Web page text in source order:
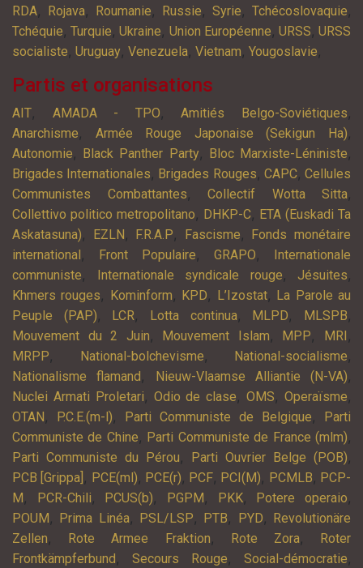
RDA, Rojava, Roumanie, Russie, Syrie, Tchécoslovaquie,
Tchéquie,Turquie,Ukraine, Union Européenne, URSS,URSS
socialiste, Uruguay, Venezuela, Vietnam, Yougoslavie,
Partis et organisations
AIT, AMADA - TPO,Amitiés Belgo-Soviétiques,
Anarchisme, Armée Rouge Japonaise (Sekigun Ha),
Autonomie, Black Panther Party, Bloc Marxiste-Léniniste,
Brigades Internationales, Brigades Rouges, CAPC,Cellules
Communistes Combattantes, Collectif Wotta Sitta,
Collettivo politico metropolitano, DHKP-C, ETA (Euskadi Ta
Askatasuna), EZLN , F.R.A.P, Fascisme,
Fonds monétaire
international , Front Populaire, GRAPO,
Internationale
communiste, Internationale syndicale rouge, Jésuites,
Khmers rouges, Kominform, KPD, L’Izostat, La Parole au
Peuple (PAP), LCR, Lotta continua, MLPD, MLSPB,
Mouvement du 2 Juin, Mouvement Islam, MPP, MRI ,
MRPP, National-bolchevisme, National-socialisme,
Nationalisme flamand , Nieuw-Vlaamse Alliantie (N-VA),
Nuclei Armati Proletari, Odio de clase,OMS,Operaïsme,
OTAN , P.C.E.(m-l), Parti Communiste de Belgique,
Parti
Communiste de Chine, Parti Communiste de France (mlm),
Parti Communiste du Pérou, Parti Ouvrier Belge (POB),
PCB [Grippa] , PCE(ml), PCE(r), PCF, PCI(M), PCMLB, PCP-
M , PCR-Chili, PCUS(b), PGPM , PKK, Potere operaio,
POUM , Prima Linéa, PSL/LSP, PTB, PYD,
Revolutionäre
Zellen, Rote Armee Fraktion, Rote Zora,
Roter
Frontkämpferbund , Secours Rouge, Social-démocratie,